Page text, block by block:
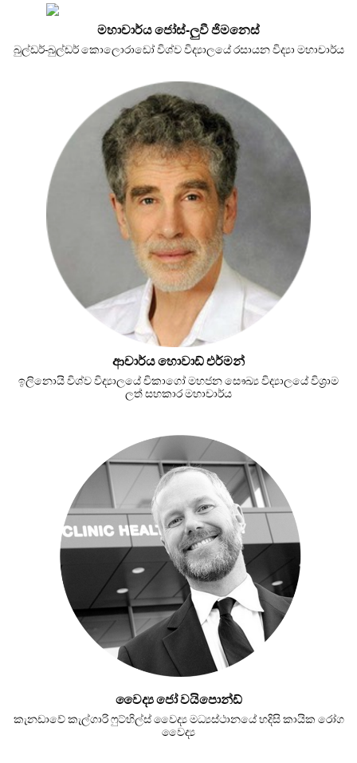
මහාචාර්ය ජෝස්-ලුවී ජිමනෙස්
බුල්ඩර්-බුල්ඩර් කොලොරාඩෝ විශ්ව විද්‍යාලයේ රසායන විද්‍යා මහාචාර්ය
ආචාර්ය හොවාඩ් එර්මන්
ඉලිනොයි විශ්ව විද්‍යාලයේ චිකාගෝ මහජන සෞඛ්‍ය විද්‍යාලයේ විශ්‍රාම
ලත් සහකාර මහාචාර්ය
වෛද්‍ය ජෝ වයිපොන්ඩ්
කැනඩාවේ කැල්ගාරි ෆුට්හිල්ස් වෛද්‍ය මධ්‍යස්ථානයේ හදිසි කායික රෝග
වෛද්‍ය